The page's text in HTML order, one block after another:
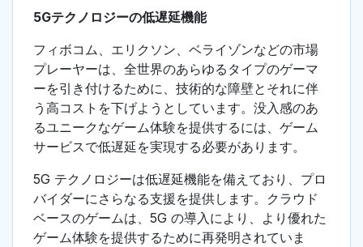
5Gテクノロジーの低遅延機能
フィボコム、エリクソン、ベライゾンなどの市場
プレーヤーは、全世界のあらゆるタイプのゲーマ
ーを引き付けるために、技術的な障壁とそれに伴
う高コストを下げようとしています。没入感のあ
るユニークなゲーム体験を提供するには、ゲーム
サービスで低遅延を実現する必要があります。
5G テクノロジーは低遅延機能を備えており、プロ
バイダーにさらなる支援を提供します。クラウド
ベースのゲームは、5G の導入により、より優れた
ゲーム体験を提供するために再発明されていま